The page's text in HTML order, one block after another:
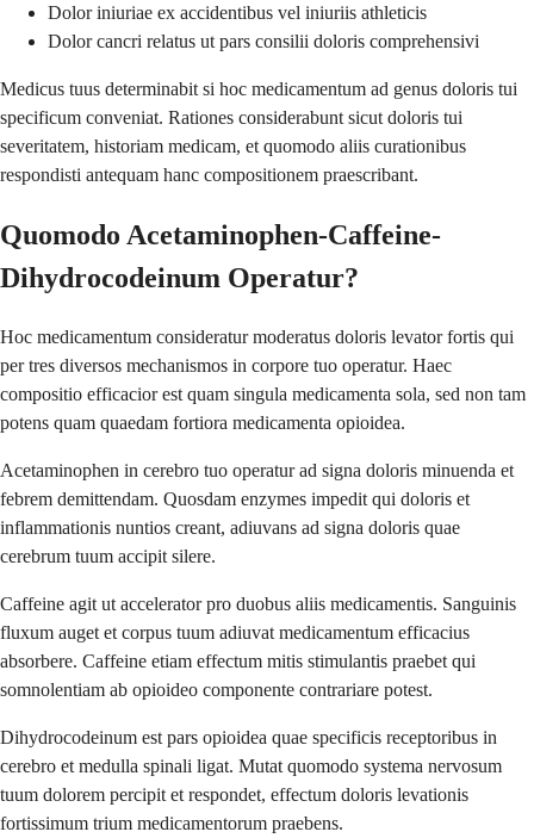
Dolor iniuriae ex accidentibus vel iniuriis athleticis
Dolor cancri relatus ut pars consilii doloris comprehensivi
Medicus tuus determinabit si hoc medicamentum ad genus doloris tui
specificum conveniat. Rationes considerabunt sicut doloris tui
severitatem, historiam medicam, et quomodo aliis curationibus
respondisti antequam hanc compositionem praescribant.
Quomodo Acetaminophen-Caffeine-
Dihydrocodeinum Operatur?
Hoc medicamentum consideratur moderatus doloris levator fortis qui
per tres diversos mechanismos in corpore tuo operatur. Haec
compositio efficacior est quam singula medicamenta sola, sed non tam
potens quam quaedam fortiora medicamenta opioidea.
Acetaminophen in cerebro tuo operatur ad signa doloris minuenda et
febrem demittendam. Quosdam enzymes impedit qui doloris et
inflammationis nuntios creant, adiuvans ad signa doloris quae
cerebrum tuum accipit silere.
Caffeine agit ut accelerator pro duobus aliis medicamentis. Sanguinis
fluxum auget et corpus tuum adiuvat medicamentum efficacius
absorbere. Caffeine etiam effectum mitis stimulantis praebet qui
somnolentiam ab opioideo componente contrariare potest.
Dihydrocodeinum est pars opioidea quae specificis receptoribus in
cerebro et medulla spinali ligat. Mutat quomodo systema nervosum
tuum dolorem percipit et respondet, effectum doloris levationis
fortissimum trium medicamentorum praebens.